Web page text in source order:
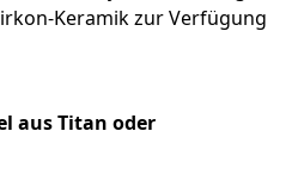
Keramik zur Verfügung
aus Titan oder